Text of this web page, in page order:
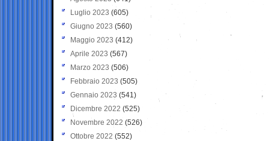
Luglio 2023 (605)
Giugno 2023 (560)
Maggio 2023 (412)
Aprile 2023 (567)
Marzo 2023 (506)
Febbraio 2023 (505)
Gennaio 2023 (541)
Dicembre 2022 (525)
Novembre 2022 (526)
Ottobre 2022 (552)